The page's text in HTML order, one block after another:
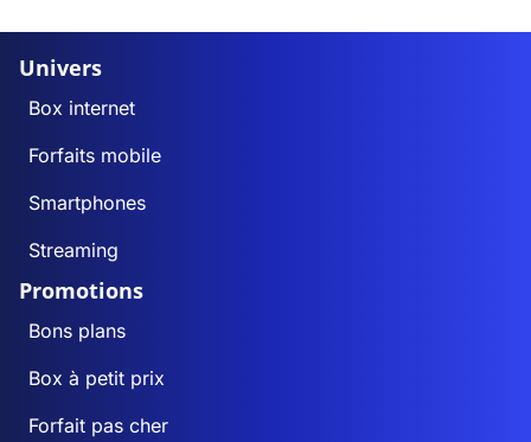
Univers
Box internet
Forfaits mobile
Smartphones
Streaming
Promotions
Bons plans
Box à petit prix
Forfait pas cher